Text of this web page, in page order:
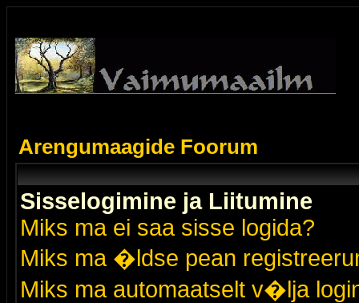
Arengumaagide Foorum
Sisselogimine ja Liitumine
Miks ma ei saa sisse logida?
Miks ma �ldse pean
Miks ma automaatselt v�lja